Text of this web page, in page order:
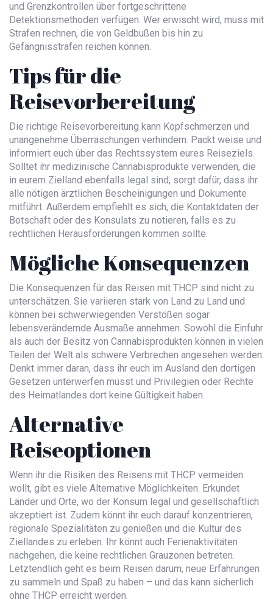
und Grenzkontrollen über fortgeschrittene
Detektionsmethoden verfügen. Wer erwischt wird, muss mit
Strafen rechnen, die von Geldbußen bis hin zu
Gefängnisstrafen reichen können.
Tips für die
Reisevorbereitung
Die richtige Reisevorbereitung kann Kopfschmerzen und
unangenehme Überraschungen verhindern. Packt weise und
informiert euch über das Rechtssystem eures Reiseziels.
Solltet ihr medizinische Cannabisprodukte verwenden, die
in eurem Zielland ebenfalls legal sind, sorgt dafür, dass ihr
alle nötigen ärztlichen Bescheinigungen und Dokumente
mitführt. Außerdem empfiehlt es sich, die Kontaktdaten der
Botschaft oder des Konsulats zu notieren, falls es zu
rechtlichen Herausforderungen kommen sollte.
Mögliche Konsequenzen
Die Konsequenzen für das Reisen mit THCP sind nicht zu
unterschätzen. Sie variieren stark von Land zu Land und
können bei schwerwiegenden Verstößen sogar
lebensverändernde Ausmaße annehmen. Sowohl die Einfuhr
als auch der Besitz von Cannabisprodukten können in vielen
Teilen der Welt als schwere Verbrechen angesehen werden.
Denkt immer daran, dass ihr euch im Ausland den dortigen
Gesetzen unterwerfen müsst und Privilegien oder Rechte
des Heimatlandes dort keine Gültigkeit haben.
Alternative
Reiseoptionen
Wenn ihr die Risiken des Reisens mit THCP vermeiden
wollt, gibt es viele Alternative Möglichkeiten. Erkundet
Länder und Orte, wo der Konsum legal und gesellschaftlich
akzeptiert ist. Zudem könnt ihr euch darauf konzentrieren,
regionale Spezialitäten zu genießen und die Kultur des
Ziellandes zu erleben. Ihr könnt auch Ferienaktivitäten
nachgehen, die keine rechtlichen Grauzonen betreten.
Letztendlich geht es beim Reisen darum, neue Erfahrungen
zu sammeln und Spaß zu haben – und das kann sicherlich
ohne THCP erreicht werden.